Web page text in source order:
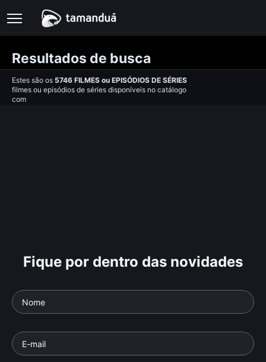
Resultados de busca
Estes são os 5746 FILMES ou EPISÓDIOS DE SÉRIES
filmes ou episódios de séries disponíveis no catálogo
com
Fique por dentro das novidades